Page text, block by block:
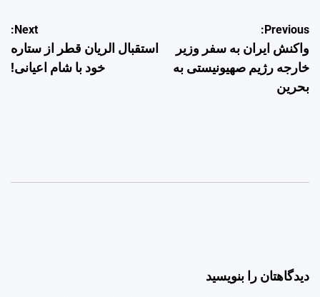
راهبری
نوشته
Previous:
واکنش ایران به سفر وزیر
خارجه رژیم صهیونیستی به
بحرین
Next:
استقبال الریان قطر از ستاره
خود با شام اعیانی!
دیدگاهتان را بنویسید